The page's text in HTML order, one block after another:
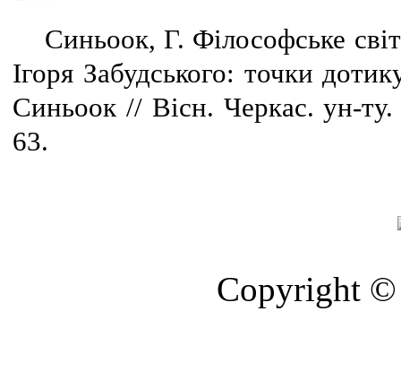
Синьоок, Г. Філософське
Ігоря Забудського: точки
Синьоок // Вісн. Черкас. ун-
63.
Copyright ©